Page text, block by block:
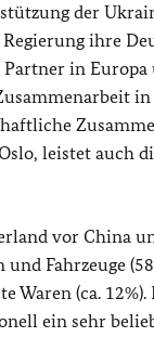
der
ihre
in
leistet auch
vor China
Fahrzeuge
Waren (ca.
ein sehr